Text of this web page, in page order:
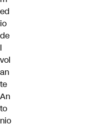
ed
io
de
l
vol
an
te
An
to
nio